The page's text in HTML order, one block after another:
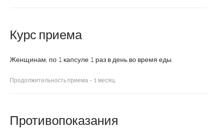
Производитель ВТФ
Регистрация БАД
Курс приема
Женщинам, по 1 капсуле 1 раз в день во время еды.
Продолжительность приема – 1 месяц.
Противопоказания